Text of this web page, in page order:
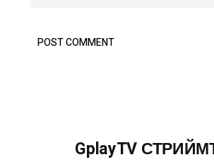
GplayTV